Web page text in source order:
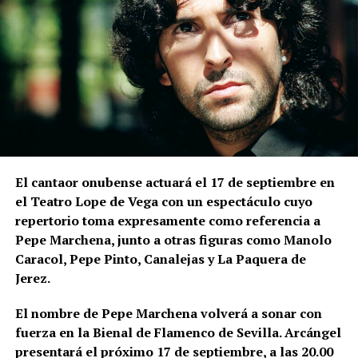
zona elevada de La Mota.
Las excavaciones realizadas en el sector nororiental
de la Alcazaba son especialmente relevantes para
comprender la relación entre muralla y topografía.
Bellido señala que los constructores aprovecharon
expresamente el desnivel del cerro de La Mota.
parte superior levantaron la muralla y, en una
posición inferior, unaestructura ataludada que
inicialmente servía como refuerzo o contrafuerte y
que posteriormente adquirió función de antemuro o
barbacana.Entre ambas estructuras se fueron
colocando rellenos de tierra separados por
tongadas de cal hasta conformar la liza,
documentada a una cota de 133,48 metros sobre el
nivel del mar.
El cantaor onubense actuará el 17 de septiembre en
el Teatro Lope de Vega con un espectáculo cuyo
repertorio toma expresamente como referencia a
Pepe Marchena, junto a otras figuras como Manolo
Caracol, Pepe Pinto, Canalejas y La Paquera de
Jerez.
El nombre de Pepe Marchena volverá a sonar con
fuerza en la Bienal de Flamenco de Sevilla. Arcángel
presentará el próximo 17 de septiembre, a las 20.00